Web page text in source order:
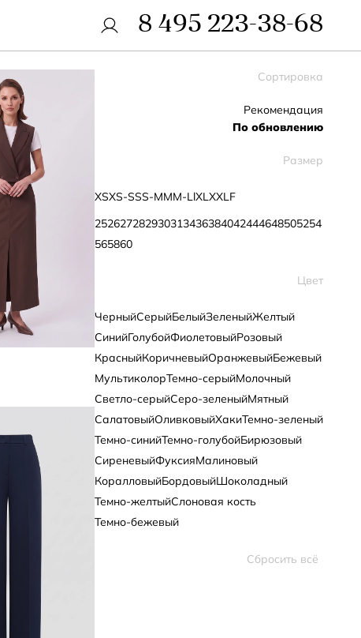
8 495 223-38-68
Сортировка
Рекомендация
По обновлению
Размер
XSXS-SSS-MMM-LlXLXXLF
252627282930313436384042444648505254
565860
Цвет
ЧерныйСерыйБелыйЗеленыйЖелтый
СинийГолубойФиолетовыйРозовый
КрасныйКоричневыйОранжевыйБежевый
МультиколорТемно-серыйМолочный
Светло-серыйСеро-зеленыйМятный
СалатовыйОливковыйХакиТемно-зеленый
Темно-синийТемно-голубойБирюзовый
СиреневыйФуксияМалиновый
КоралловыйБордовыйШоколадный
Темно-желтыйСлоновая кость
Темно-бежевый
Cбросить всё